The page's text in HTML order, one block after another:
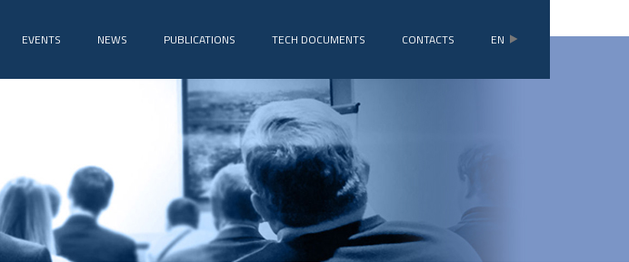
EVENTS NEWS PUBLICATIONS TECH DOCUMENTS CONTACTS EN